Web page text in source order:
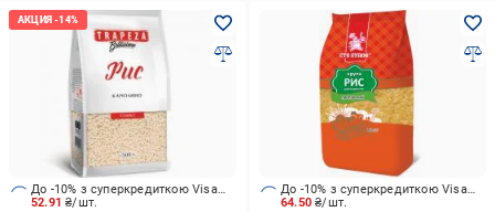
52.91₴/шт.
До -10% з суперкредиткою Visa Вигода
64.50₴/шт.
До -10% з суперкредиткою Visa Вигода